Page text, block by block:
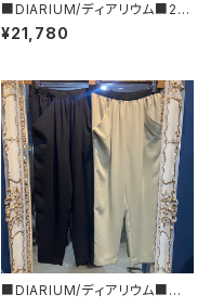
■DIARIUM/ディアリウム■2W
AY仕様オールインワン■春夏新
作！■
¥21,780
■DIARIUM/ディアリウム■スト